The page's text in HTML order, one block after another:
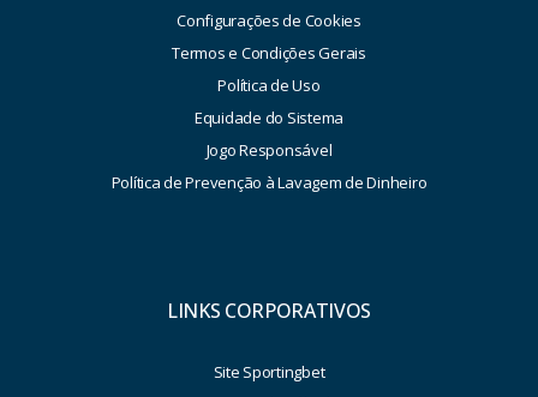
Configurações de Cookies
Termos e Condições Gerais
Política de Uso
Equidade do Sistema
Jogo Responsável
Política de Prevenção à Lavagem de Dinheiro
LINKS CORPORATIVOS
Site Sportingbet